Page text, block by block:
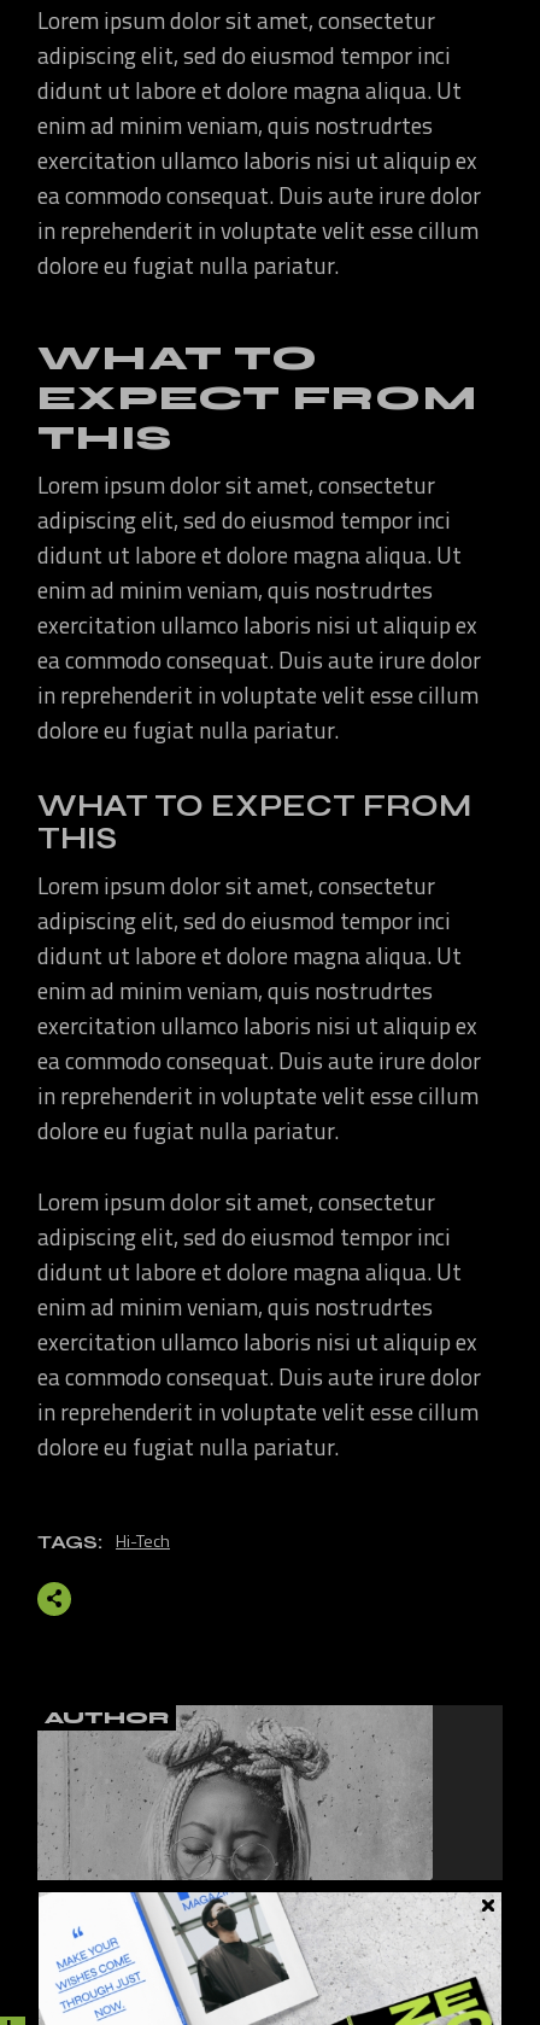
Lorem ipsum dolor sit amet, consectetur
adipiscing elit, sed do eiusmod tempor inci
didunt ut labore et dolore magna aliqua. Ut
enim ad minim veniam, quis nostrudrtes
exercitation ullamco laboris nisi ut aliquip ex
ea commodo consequat. Duis aute irure dolor
in reprehenderit in voluptate velit esse cillum
dolore eu fugiat nulla pariatur.
WHAT TO
EXPECT FROM
THIS
Lorem ipsum dolor sit amet, consectetur
adipiscing elit, sed do eiusmod tempor inci
didunt ut labore et dolore magna aliqua. Ut
enim ad minim veniam, quis nostrudrtes
exercitation ullamco laboris nisi ut aliquip ex
ea commodo consequat. Duis aute irure dolor
in reprehenderit in voluptate velit esse cillum
dolore eu fugiat nulla pariatur.
WHAT TO EXPECT FROM
THIS
Lorem ipsum dolor sit amet, consectetur
adipiscing elit, sed do eiusmod tempor inci
didunt ut labore et dolore magna aliqua. Ut
enim ad minim veniam, quis nostrudrtes
exercitation ullamco laboris nisi ut aliquip ex
ea commodo consequat. Duis aute irure dolor
in reprehenderit in voluptate velit esse cillum
dolore eu fugiat nulla pariatur.
Lorem ipsum dolor sit amet, consectetur
adipiscing elit, sed do eiusmod tempor inci
didunt ut labore et dolore magna aliqua. Ut
enim ad minim veniam, quis nostrudrtes
exercitation ullamco laboris nisi ut aliquip ex
ea commodo consequat. Duis aute irure dolor
in reprehenderit in voluptate velit esse cillum
dolore eu fugiat nulla pariatur.
TAGS: Hi-Tech
AUTHOR
DINA MICHEL